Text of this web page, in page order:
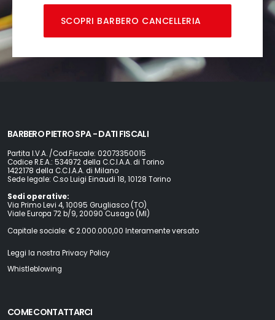
SCOPRI BARBERO CANCELLERIA
BARBERO PIETRO SPA - DATI FISCALI
Partita I.V.A. /Cod.Fiscale: 02073350015
Codice R.E.A.: 534972 della C.C.I.A.A. di Torino
1422178 della C.C.I.A.A. di Milano
Sede legale: C.so Luigi Einaudi 18, 10128 Torino
Sedi operative:
Via Primo Levi 4, 10095 Grugliasco (TO)
Viale Europa 72 b/9, 20090 Cusago (MI)
Capitale sociale: € 2.000.000,00 Interamente versato
Leggi la nostra Privacy Policy
Whistleblowing
COME CONTATTARCI